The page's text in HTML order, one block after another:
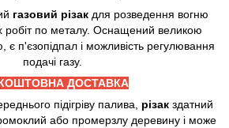
газовий різакдля розведення вогню
робіт по металу. Оснащений великою
є п'єзопідпал і можливість регулювання
подачі газу.
ДОСТАВКА
підігріву палива, різак здатний
або промерзлу деревину і може